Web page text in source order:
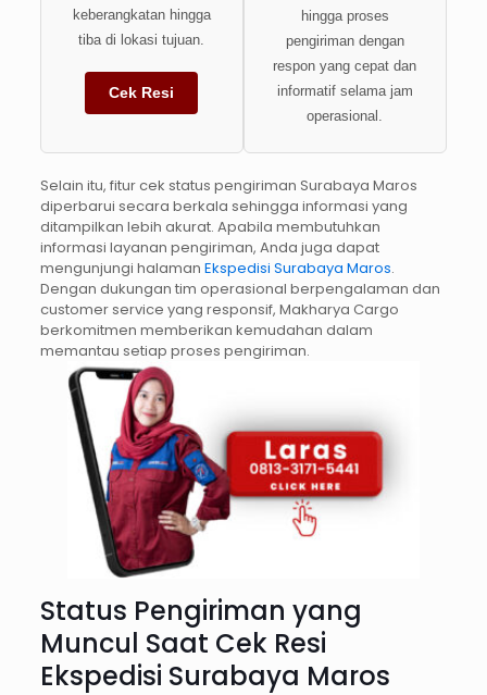
keberangkatan hingga
tiba di lokasi tujuan.
Cek Resi
hingga proses
pengiriman dengan
respon yang cepat dan
informatif selama jam
operasional.
Selain itu, fitur cek status pengiriman Surabaya Maros
diperbarui secara berkala sehingga informasi yang
ditampilkan lebih akurat. Apabila membutuhkan
informasi layanan pengiriman, Anda juga dapat
mengunjungi halaman Ekspedisi Surabaya Maros.
Dengan dukungan tim operasional berpengalaman dan
customer service yang responsif, Makharya Cargo
berkomitmen memberikan kemudahan dalam
memantau setiap proses pengiriman.
Status Pengiriman yang
Muncul Saat Cek Resi
Ekspedisi Surabaya Maros